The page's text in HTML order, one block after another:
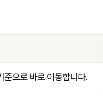
준으로 바로 이동합니다.